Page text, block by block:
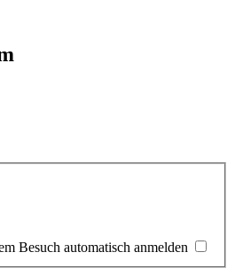
Besuch automatisch anmelden